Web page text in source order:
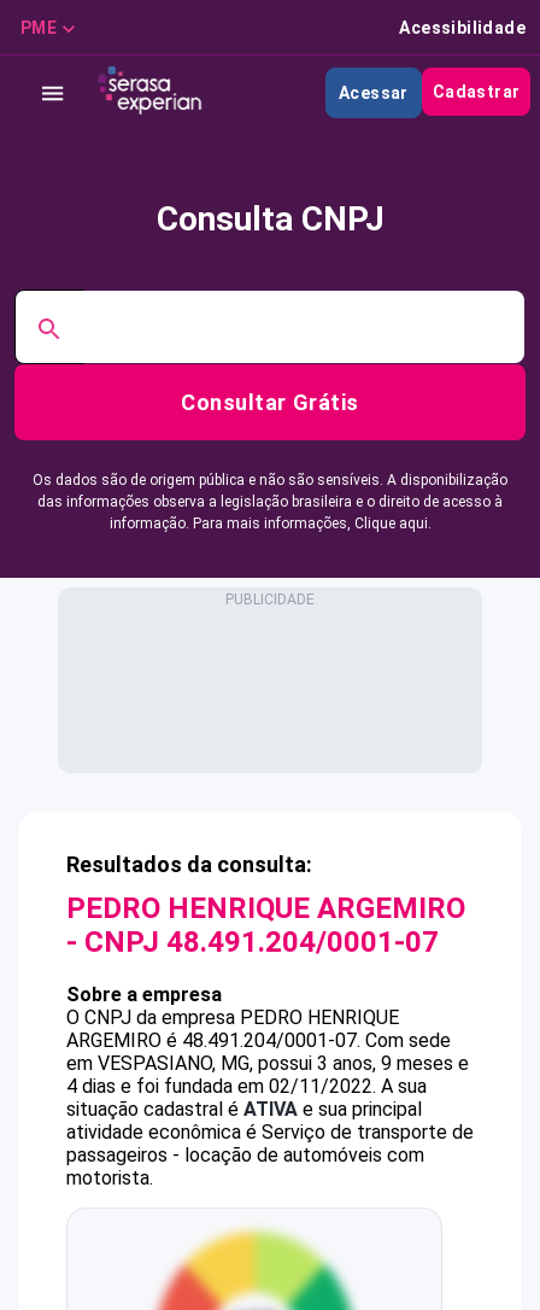
PME Acessibilidade
Acessar Cadastrar
Consulta CNPJ
Consultar Grátis
Os dados são de origem pública e não são sensíveis. A disponibilização
das informações observa a legislação brasileira e o direito de acesso à
informação. Para mais informações, Clique aqui.
Resultados da consulta:
PEDRO HENRIQUE ARGEMIRO
- CNPJ 48.491.204/0001-07
Sobre a empresa
O CNPJ da empresa PEDRO HENRIQUE
ARGEMIRO é 48.491.204/0001-07. Com sede
em VESPASIANO, MG, possui 3 anos, 9 meses e
4 dias e foi fundada em 02/11/2022. A sua
situação cadastral é ATIVA e sua principal
atividade econômica é Serviço de transporte de
passageiros - locação de automóveis com
motorista.